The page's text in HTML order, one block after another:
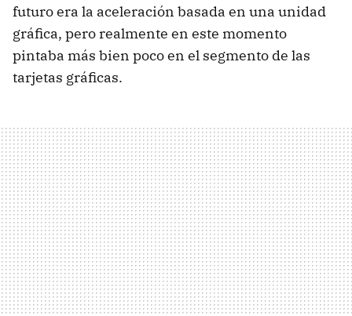
futuro era la aceleración basada en una unidad
gráfica, pero realmente en este momento
pintaba más bien poco en el segmento de las
tarjetas gráficas.